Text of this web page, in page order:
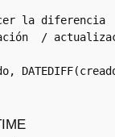
la diferencia
/